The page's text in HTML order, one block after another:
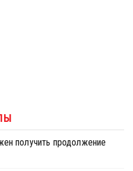
получить продолжение